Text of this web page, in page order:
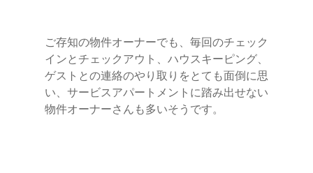
ご存知の物件オーナーでも、毎回のチェック
インとチェックアウト、ハウスキーピング、
ゲストとの連絡のやり取りをとても面倒に思
い、サービスアパートメントに踏み出せない
物件オーナーさんも多いそうです。